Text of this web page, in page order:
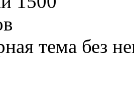
тема без